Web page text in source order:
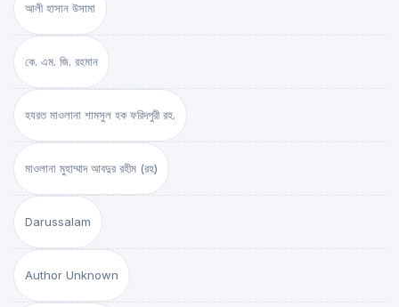
আলী হাসান উসামা
কে. এম. জি. রহমান
হযরত মাওলানা শামসুল হক ফরিদপুরী রহ.
মাওলানা মুহাম্মাদ আবদুর রহীম (রহ)
Darussalam
Author Unknown